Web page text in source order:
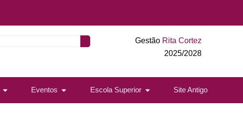
Gestão Rita Cortez
2025/2028
Eventos Escola Superior Site Antigo